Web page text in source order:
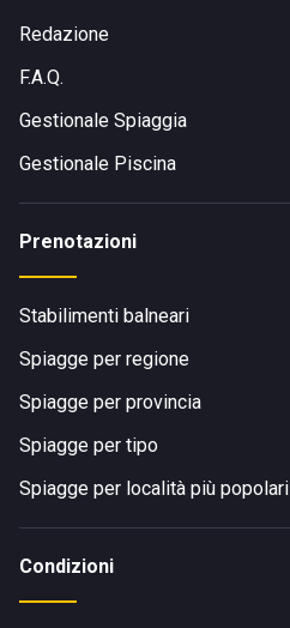
Redazione
F.A.Q.
Gestionale Spiaggia
Gestionale Piscina
Prenotazioni
Stabilimenti balneari
Spiagge per regione
Spiagge per provincia
Spiagge per tipo
Spiagge per località più popolari
Condizioni